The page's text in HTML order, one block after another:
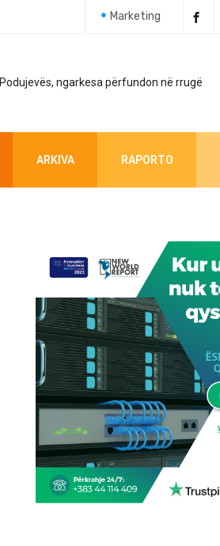
Marketing
ngarkesa përfundon në rrugë
ARKIVA RAPORTO